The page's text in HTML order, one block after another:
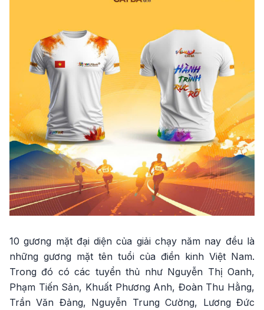
10 gương mặt đại diện của giải chạy năm nay đều là
những gương mặt tên tuổi của điền kinh Việt Nam.
Trong đó có các tuyển thủ như Nguyễn Thị Oanh,
Phạm Tiến Sản, Khuất Phương Anh, Đoàn Thu Hằng,
Trần Văn Đảng, Nguyễn Trung Cường, Lương Đức